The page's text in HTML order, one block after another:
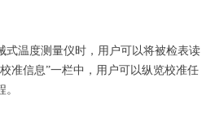
式温度测量仪时，用户可以将被检表读
准信息”一栏中，用户可以纵览校准任